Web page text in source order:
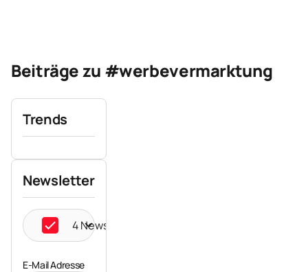
Beiträge zu #werbevermarktung
Trends
Newsletter
4 Newsletter ausgewählt
E-Mail Adresse